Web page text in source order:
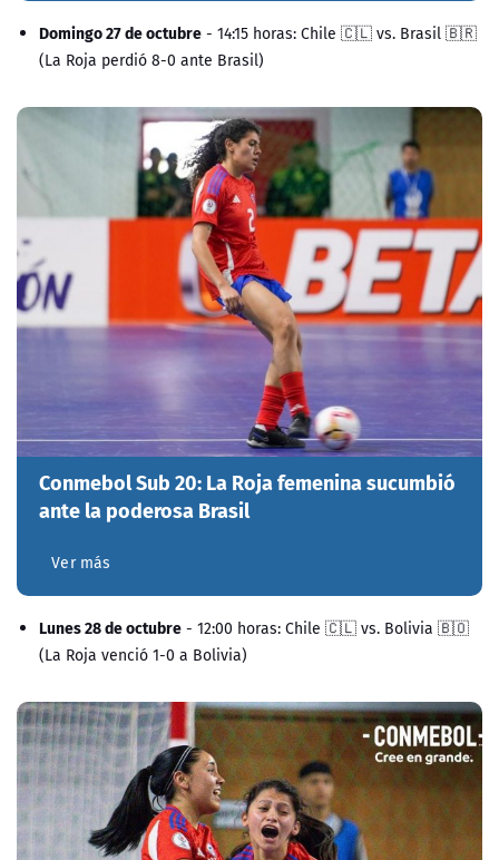
Domingo 27 de octubre - 14:15 horas: Chile 🇨🇱 vs. Brasil 🇧🇷
(La Roja perdió 8-0 ante Brasil)
Conmebol Sub 20: La Roja femenina sucumbió
ante la poderosa Brasil
Ver más
Lunes 28 de octubre - 12:00 horas: Chile 🇨🇱 vs. Bolivia 🇧🇴
(La Roja venció 1-0 a Bolivia)